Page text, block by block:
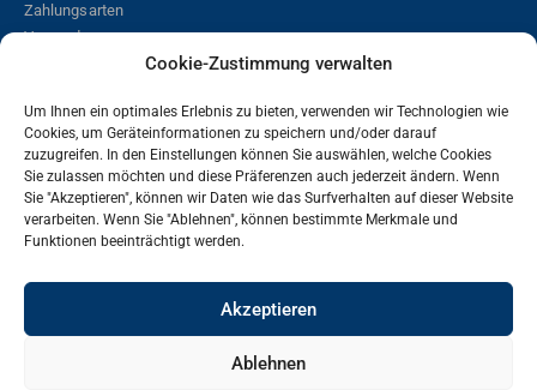
Cookie-Zustimmung verwalten
Um Ihnen ein optimales Erlebnis zu bieten, verwenden wir Technologien wie
Cookies, um Geräteinformationen zu speichern und/oder darauf
zuzugreifen. In den Einstellungen können Sie auswählen, welche Cookies
Sie zulassen möchten und diese Präferenzen auch jederzeit ändern. Wenn
Sie "Akzeptieren", können wir Daten wie das Surfverhalten auf dieser Website
verarbeiten. Wenn Sie "Ablehnen", können bestimmte Merkmale und
Funktionen beeinträchtigt werden.
Akzeptieren
Ablehnen
Zahlungsarten
Versand
Online bestellen – so funktioniert´s!
Vertrag widerrufen
RECHTLICHES
Impressum
Cookie Richtlinie